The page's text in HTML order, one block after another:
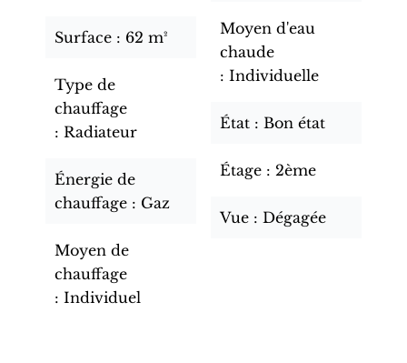
Surface 62 m²
Type de
chauffage
Radiateur
Énergie de
chauffage
Gaz
Moyen de
chauffage
Individuel
Moyen d'eau
chaude
Individuelle
État Bon état
Étage 2ème
Vue Dégagée